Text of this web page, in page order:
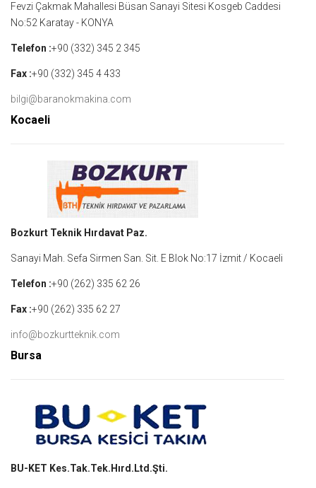
Fevzi Çakmak Mahallesi Büsan Sanayi Sitesi Kosgeb Caddesi
No:52 Karatay - KONYA
Telefon :+90 (332) 345 2 345
Fax :+90 (332) 345 4 433
bilgi@baranokmakina.com
Kocaeli
Bozkurt Teknik Hırdavat Paz.
Sanayi Mah. Sefa Sirmen San. Sit. E Blok No:17 İzmit / Kocaeli
Telefon :+90 (262) 335 62 26
Fax :+90 (262) 335 62 27
info@bozkurtteknik.com
Bursa
BU-KET Kes.Tak.Tek.Hırd.Ltd.Şti.